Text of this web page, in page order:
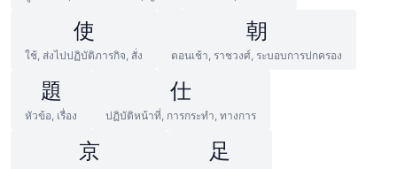
使
ใช้, ส่งไปปฏิบัติภารกิจ, สั่ง
朝
ตอนเช้า, ราชวงศ์, ระบอบการปกครอง
題
หัวข้อ, เรื่อง
仕
ปฏิบัติหน้าที่, การกระทำ, ทางการ
京 足